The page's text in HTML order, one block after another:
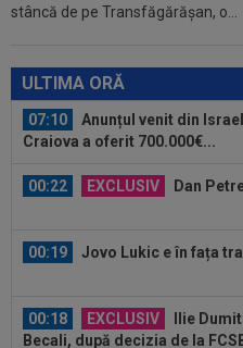
stâncă de pe Transfăgărăşan, o...
ULTIMA ORĂ
1.000.000 de euro pentru el:
Craiova a oferit 700.000€...
00:22 EXCLUSIV Dan
00:19 Jovo Lukic e în fața
00:18 EXCLUSIV
Ilie
00:17
Micael Leandro a
împușcat în timpul meciului